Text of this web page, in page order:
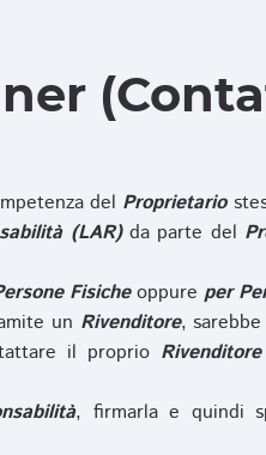
del Proprietario
(LAR)da parte del
Fisicheoppure per
un Rivenditore,
il proprio Rivenditore
, firmarla e quindi